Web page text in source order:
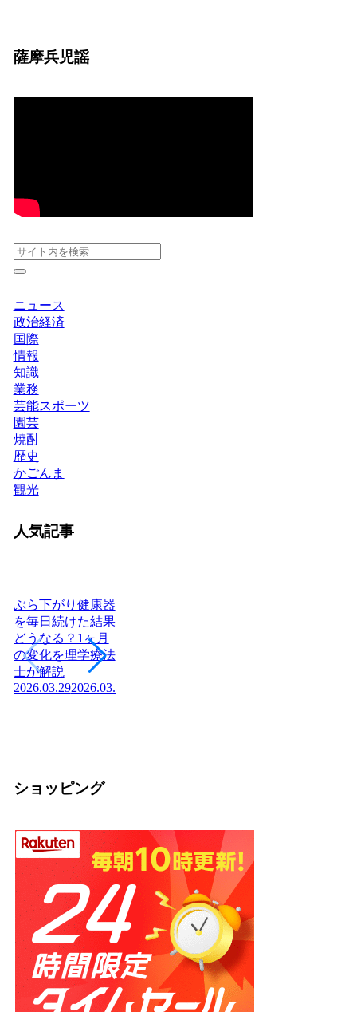
薩摩兵児謡
ニュース
政治経済
国際
情報
知識
業務
芸能スポーツ
園芸
焼酎
歴史
かごんま
観光
人気記事
ぶら下がり健康器
を毎日続けた結果
どうなる？1ヶ月
の変化を理学療法
士が解説
2026.03.292026.03.29
ショッピング